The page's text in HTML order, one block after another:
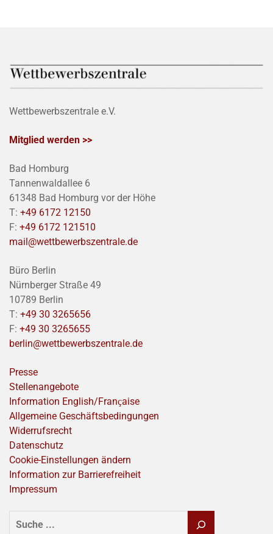
Wettbewerbszentrale e.V.
Mitglied werden >>
Bad Homburg
Tannenwaldallee 6
61348 Bad Homburg vor der Höhe
T: +49 6172 12150
F: +49 6172 121510
mail@wettbewerbszentrale.de
Büro Berlin
Nürnberger Straße 49
10789 Berlin
T: +49 30 3265656
F: +49 30 3265655
berlin@wettbewerbszentrale.de
Presse
Stellenangebote
Information English/Franҫaise
Allgemeine Geschäftsbedingungen
Widerrufsrecht
Datenschutz
Cookie-Einstellungen ändern
Information zur Barrierefreiheit
Impressum
SUCHEN